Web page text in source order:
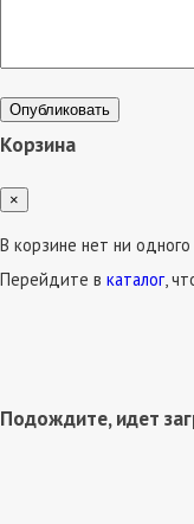
Опубликовать
Корзина
×
В корзине нет ни одного
Перейдите в каталог,
Подождите, идет